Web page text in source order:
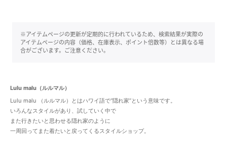
※アイテムページの更新が定期的に行われているため、検索結果が実際の
アイテムページの内容（価格、在庫表示、ポイント倍数等）とは異なる場
合がございます。ご注意ください。
Lulu malu（ルルマル）
Lulu malu （ルルマル）とはハワイ語で“隠れ家”という意味です。
いろんなスタイルがあり、試していく中で
また行きたいと思わせる隠れ家のように
一周回ってまた着たいと戻ってくるスタイルショップ。